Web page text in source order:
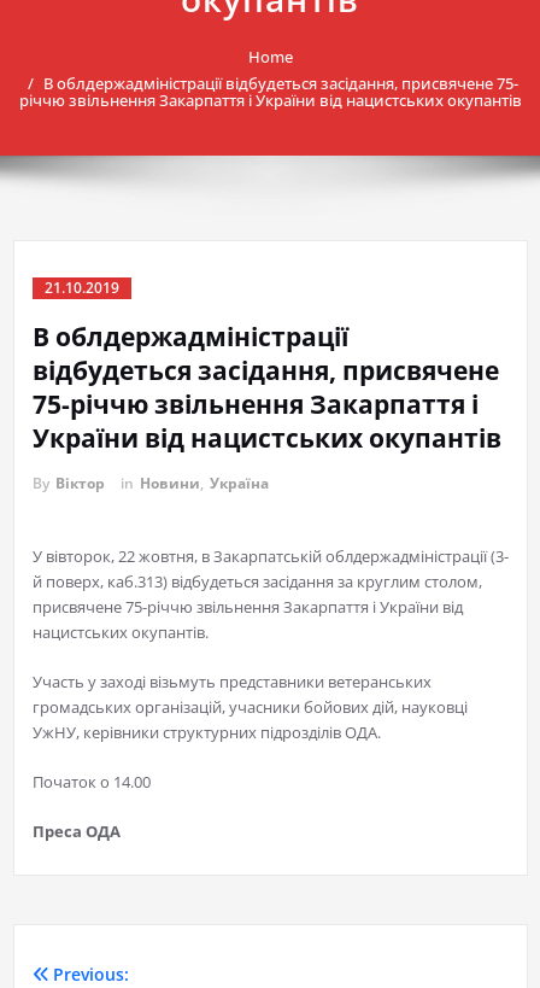
Home
В облдержадміністрації відбудеться засідання, присвячене 75-
річчю звільнення Закарпаття і України від нацистських окупантів
21.10.2019
В облдержадміністрації
відбудеться засідання, присвячене
75-річчю звільнення Закарпаття і
України від нацистських окупантів
By Віктор in Новини, Україна
У вівторок, 22 жовтня, в Закарпатській облдержадміністрації (3-
й поверх, каб.313) відбудеться засідання за круглим столом,
присвячене 75-річчю звільнення Закарпаття і України від
нацистських окупантів.
Участь у заході візьмуть представники ветеранських
громадських організацій, учасники бойових дій, науковці
УжНУ, керівники структурних підрозділів ОДА.
Початок о 14.00
Преса ОДА
Previous: